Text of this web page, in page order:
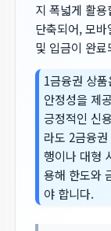
지 폭넓게 활
단축되어, 모
및 입금이 완
1금융권 상
안정성을 제
긍정적인 신
라도 2금융
행이나 대형
용해 한도와
야 합니다.